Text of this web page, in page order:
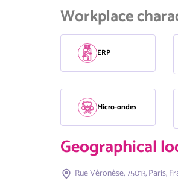
Workplace
ERP
Micro-ondes
Geographical
Rue Véronèse, 75013, Paris,